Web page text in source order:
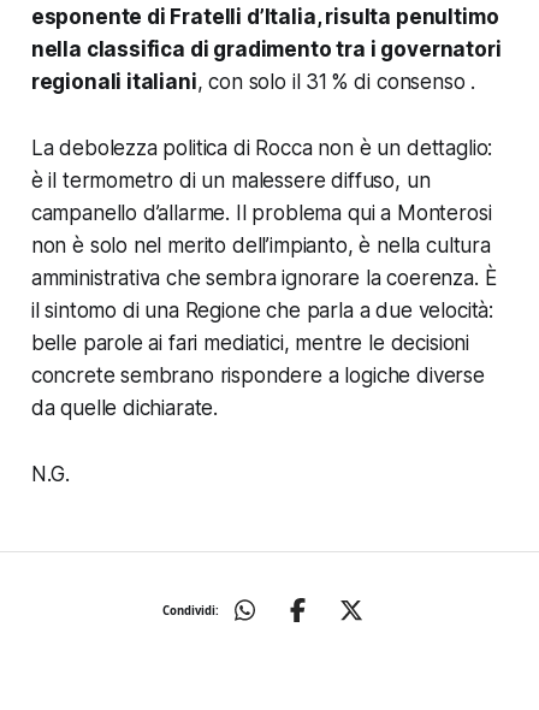
esponente di Fratelli d’Italia, risulta penultimo
nella classifica di gradimento tra i governatori
regionali italiani, con solo il 31 % di consenso .
La debolezza politica di Rocca non è un dettaglio:
è il termometro di un malessere diffuso, un
campanello d’allarme. Il problema qui a Monterosi
non è solo nel merito dell’impianto, è nella cultura
amministrativa che sembra ignorare la coerenza. È
il sintomo di una Regione che parla a due velocità:
belle parole ai fari mediatici, mentre le decisioni
concrete sembrano rispondere a logiche diverse
da quelle dichiarate.
N.G.
Condividi: